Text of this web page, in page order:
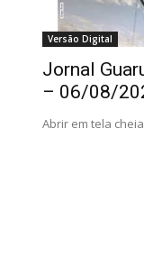
Versão Digital
Jornal
– 06/08/
Abrir em tela cheia